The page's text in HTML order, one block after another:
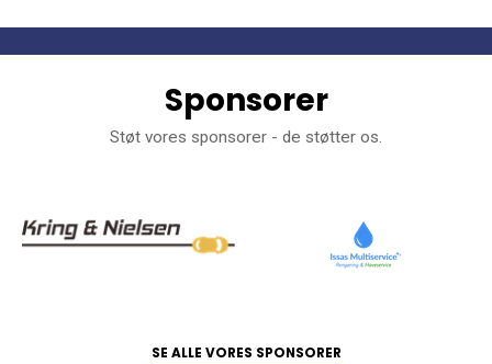
Sponsorer
Støt vores sponsorer - de støtter os.
SE ALLE VORES SPONSORER